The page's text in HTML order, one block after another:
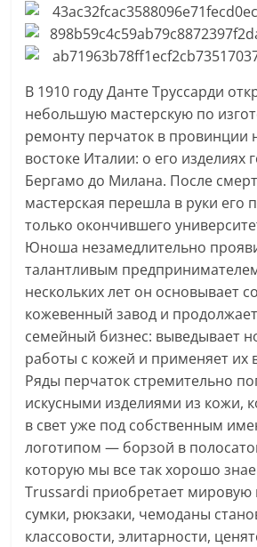
В 1910 году Данте Труссарди
небольшую мастерскую по
ремонту перчаток в провинции
востоке Италии: о его изделиях
Бергамо до Милана. После
мастерская перешла в руки его
только окончившего
Юноша незамедлительно
талантливым
нескольких лет он основывает
кожевенный завод и
семейный бизнес: выведывает
работы с кожей и применяет их
Ряды перчаток стремительно
искусными изделиями из кожи,
в свет уже под собственным
логотипом — борзой в
которую мы все так хорошо
Trussardi приобретает мировую
сумки, рюкзаки, чемоданы
классовости, элитарности,